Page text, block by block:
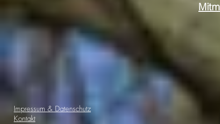
Impressum & Datenschutz
Kontakt